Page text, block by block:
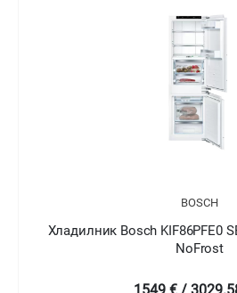
BOSCH
Хладилник Bosch KIN86AFF0
NoFrost